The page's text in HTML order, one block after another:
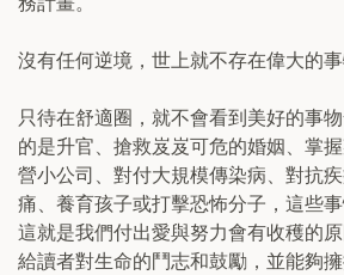
沒有任何逆境，世上就不存在偉大的事
只待在舒適圈，就不會看到美好的事
的是升官、搶救岌岌可危的婚姻、掌
營小公司、對付大規模傳染病、對抗
痛、養育孩子或打擊恐怖分子，這些
這就是我們付出愛與努力會有收穫的
給讀者對生命的鬥志和鼓勵，並能夠擁